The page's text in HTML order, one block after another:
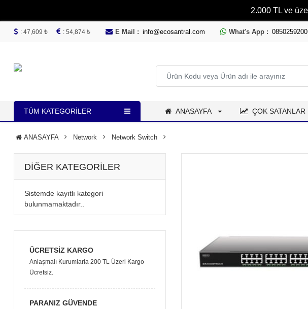
2.000 TL ve
: 47,609 ₺ : 54,874 ₺ E Mail : info@ecosantral.com What's App :
TÜM KATEGORILER ANASAYFA ÇOK SATANLAR
ANASAYFA Network Network Switch
DIĞER KATEGORILER
Sistemde kayıtlı kategori
bulunmamaktadır..
ÜCRETSIZ KARGO
Anlaşmalı Kurumlarla 200 TL Üzeri Kargo
Ücretsiz.
PARANIZ GÜVENDE